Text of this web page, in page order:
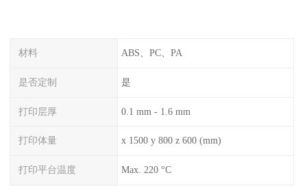
材料 ABS、PC、PA
是否定制 是
打印层厚 0.1 mm - 1.6 mm
打印体量 x 1500 y 800 z 600 (mm)
打印平台温度 Max. 220 °C